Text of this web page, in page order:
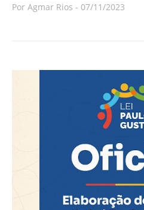
Por Agmar Rios - 07/11/2023